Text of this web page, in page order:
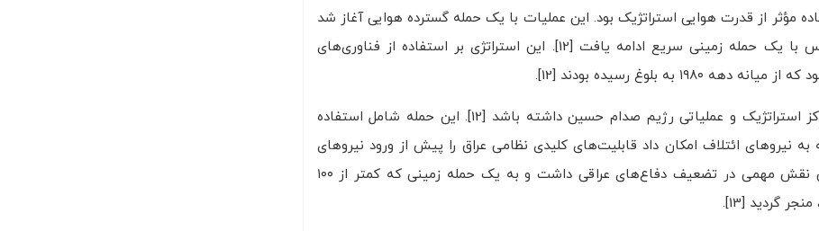
مؤثر از قدرت هوایی استراتژیک بود. این عملیات با یک حمله گسترده هوایی آغاز شد
که نقاط کلیدی نظامی و زیرساختی عراق را هدف قرار داد و سپس با یک حمله زمینی سریع ادامه یافت [12]. این استراتژی بر استفاده از فناوری‌های
به بلوغ رسیده بودند [12].
حمله هوایی با دقت برنامه‌ریزی شده بود تا تأثیر حداکثری بر مراکز استراتژیک و عملیاتی رژیم صدام حسین داشته باشد [12]. این حمله شامل استفاده
نیروهای ائتلاف امکان داد قابلیت‌های کلیدی نظامی عراق را پیش از ورود نیروهای
زمینی به‌طور مؤثری از کار بیندازند [12]. موفقیت این حمله هوایی نقش مهمی در تضعیف دفاع‌های عراقی داشت و به یک حمله زمینی که کمتر از ۱۰۰
گردید [13].